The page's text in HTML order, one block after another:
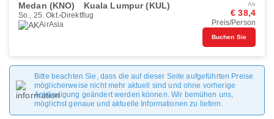
Medan (KNO) Kuala Lumpur (KUL)
So., 25. Okt. Direktflug
AirAsia
Ab
€ 38,4
Preis/Person
Buchen Sie
Bitte beachten Sie, dass die auf dieser Seite aufgeführten Preise
möglicherweise nicht mehr aktuell sind und ohne vorherige
Ankündigung geändert werden können. Wir bemühen uns,
möglichst genaue und aktuelle Informationen zu liefern.